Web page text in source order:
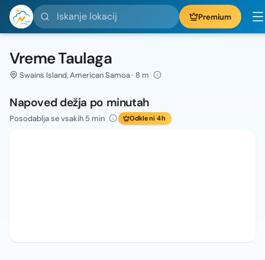
Iskanje lokacij Premium
Vreme Taulaga
Swains Island, American Samoa · 8 m
Napoved dežja po minutah
Posodablja se vsakih 5 min Odkleni 4h